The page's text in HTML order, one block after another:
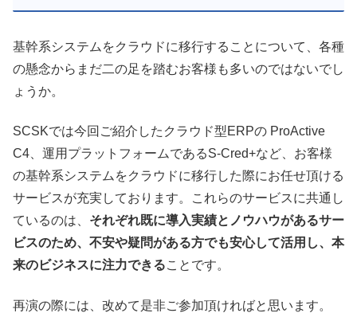
基幹系システムをクラウドに移行することについて、各種
の懸念からまだ二の足を踏むお客様も多いのではないでし
ょうか。
SCSKでは今回ご紹介したクラウド型ERPの ProActive
C4、運用プラットフォームであるS-Cred+など、お客様
の基幹系システムをクラウドに移行した際にお任せ頂ける
サービスが充実しております。これらのサービスに共通し
ているのは、 それぞれ既に導入実績とノウハウがあるサー
ビスのため、不安や疑問がある方でも安心して活用し、本
来のビジネスに注力できることです。
再演の際には、改めて是非ご参加頂ければと思います。